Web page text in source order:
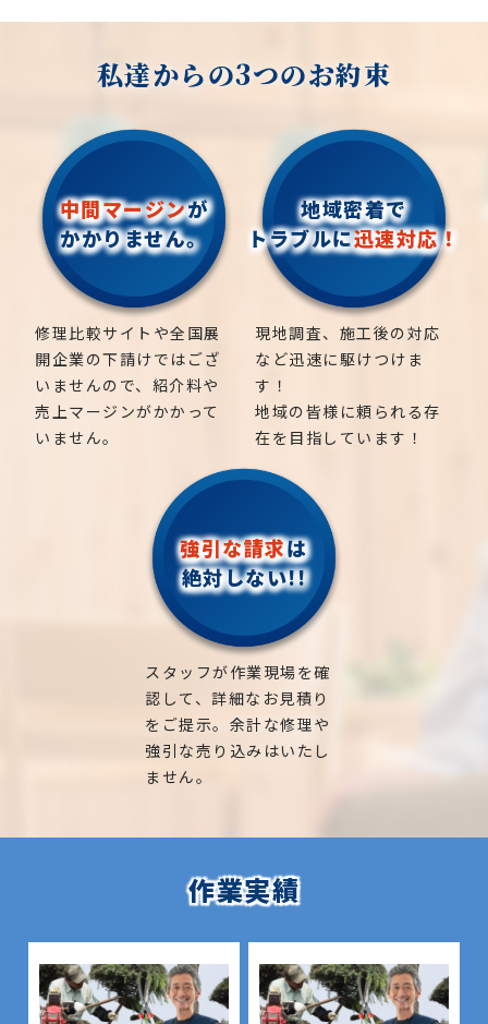
私達からの3つのお約束
中間マージンが
かかりません。
修理比較サイトや全国展
開企業の下請けではござ
いませんので、紹介料や
売上マージンがかかって
いません。
地域密着で
トラブルに迅速対応！
現地調査、施工後の対応
など迅速に駆けつけま
す！
地域の皆様に頼られる存
在を目指しています！
強引な請求は
絶対しない!!
スタッフが作業現場を確
認して、詳細なお見積り
をご提示。余計な修理や
強引な売り込みはいたし
ません。
作業実績